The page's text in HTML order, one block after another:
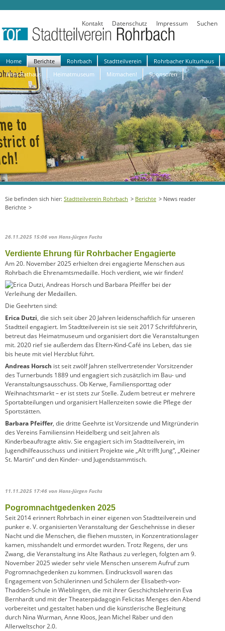
Kontakt Datenschutz Impressum Suchen
Navigation
überspringen
Home Berichte Rohrbach Stadtteilverein
Rohrbacher Kulturhaus
Altes Rathaus
Heimatmuseum Mitmachen! Sponsoren
Stadtteilverein Rohrbach Berichte
News reader
Berichte
26.11.2025 15:06 von Hans-Jürgen Fuchs
Verdiente Ehrung für Rohrbacher Engagierte
Am 20. November 2025 erhielten drei engagierte Menschen aus
Rohrbach die Ehrenamtsmedaille. Hoch verdient, wie wir finden!
Die Geehrten sind:
Erica Dutzi, die sich seit über 20 Jahren leidenschaftlich für unseren
Stadtteil engagiert. Im Stadtteilverein ist sie seit 2017 Schriftführerin,
betreut das Heimatmuseum und organisiert dort die Veranstaltungen
mit. 2020 rief sie außerdem das Eltern-Kind-Café ins Leben, das sie
bis heute mit viel Herzblut führt.
Andreas Horsch ist seit zwölf Jahren stellvertretender Vorsitzender
des Turnerbunds 1889 und engagiert sich zusätzlich im Bau- und
Veranstaltungsausschuss. Ob Kerwe, Familiensporttag oder
Weihnachtsmarkt – er ist stets zur Stelle. Zudem betreut er mehrere
Sportabteilungen und organisiert Hallenzeiten sowie die Pflege der
Sportstätten.
Barbara Pfeiffer, die dritte Geehrte ist Vorsitzende und Mitgründerin
des Vereins Familiensinn Heidelberg und seit Jahren als
Kinderbeauftragte aktiv. Sie engagiert sich im Stadtteilverein, im
Jugendhilfeausschuss und initiiert Projekte wie „Alt trifft Jung“, „Kleiner
St. Martin“ und den Kinder- und Jugendstammtisch.
11.11.2025 17:46 von Hans-Jürgen Fuchs
Pogromnachtgedenken 2025
Seit 2014 erinnert Rohrbach in einer eigenen von Stadtteilverein und
punker e. V. organisierten Veranstaltung der Geschehnisse in dieser
Nacht und die Menschen, die fliehen mussten, in Konzentrationslager
kamen, misshandelt und ermordet wurden. Trotz Regens, der uns
Zwang, die Veranstaltung ins Alte Rathaus zu verlegen, folgten am 9.
November 2025 wieder sehr viele Menschen unserem Aufruf zum
Pogromnachgedenken zu kommen. Eindrucksvoll waren das
Engagement von Schülerinnen und Schülern der Elisabeth-von-
Thadden-Schule in Wieblingen, die mit ihrer Geschichtslehrerin Eva
Bernhardt und mit der Theaterpädagogin Felicitas Menges den Abend
vorbereitet und gestaltet haben und die künstlerische Begleitung
durch Nina Wurman, Anne Kloos, Jean Michel Räber und den
Allerweltschor 2.0.